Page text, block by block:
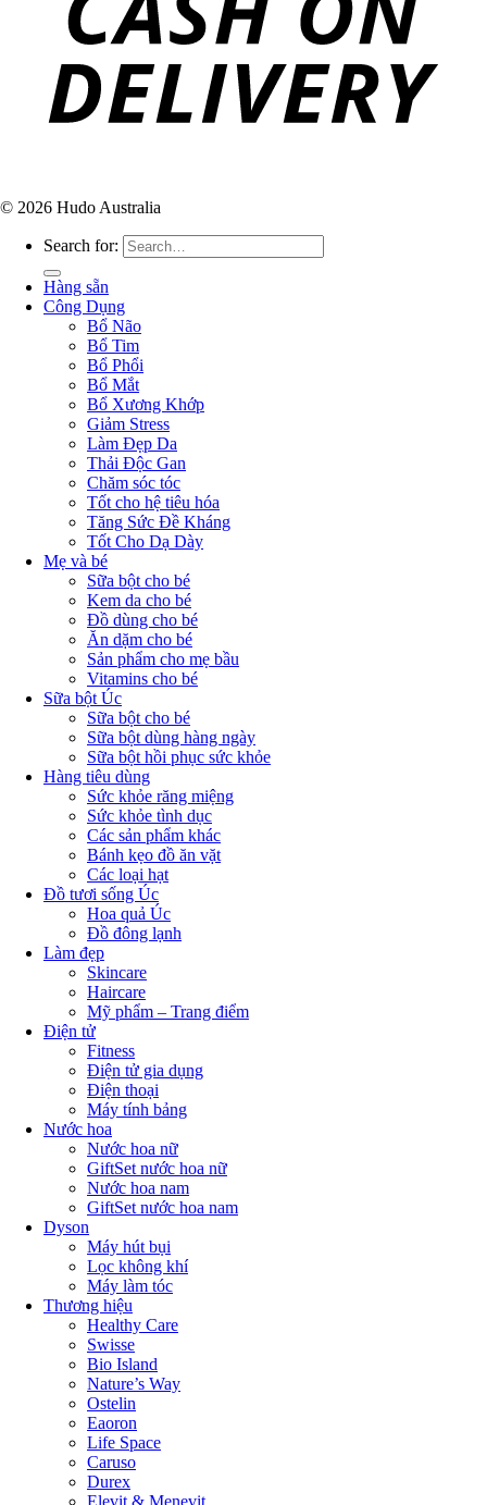
© 2026 Hudo Australia
Search for:
Hàng sẵn
Công Dụng
Bổ Não
Bổ Tim
Bổ Phổi
Bổ Mắt
Bổ Xương Khớp
Giảm Stress
Làm Đẹp Da
Thải Độc Gan
Chăm sóc tóc
Tốt cho hệ tiêu hóa
Tăng Sức Đề Kháng
Tốt Cho Dạ Dày
Mẹ và bé
Sữa bột cho bé
Kem da cho bé
Đồ dùng cho bé
Ăn dặm cho bé
Sản phẩm cho mẹ bầu
Vitamins cho bé
Sữa bột Úc
Sữa bột cho bé
Sữa bột dùng hàng ngày
Sữa bột hồi phục sức khỏe
Hàng tiêu dùng
Sức khỏe răng miệng
Sức khỏe tình dục
Các sản phẩm khác
Bánh kẹo đồ ăn vặt
Các loại hạt
Đồ tươi sống Úc
Hoa quả Úc
Đồ đông lạnh
Làm đẹp
Skincare
Haircare
Mỹ phẩm – Trang điểm
Điện tử
Fitness
Điện tử gia dụng
Điện thoại
Máy tính bảng
Nước hoa
Nước hoa nữ
GiftSet nước hoa nữ
Nước hoa nam
GiftSet nước hoa nam
Dyson
Máy hút bụi
Lọc không khí
Máy làm tóc
Thương hiệu
Healthy Care
Swisse
Bio Island
Nature’s Way
Ostelin
Eaoron
Life Space
Caruso
Durex
Elevit & Menevit